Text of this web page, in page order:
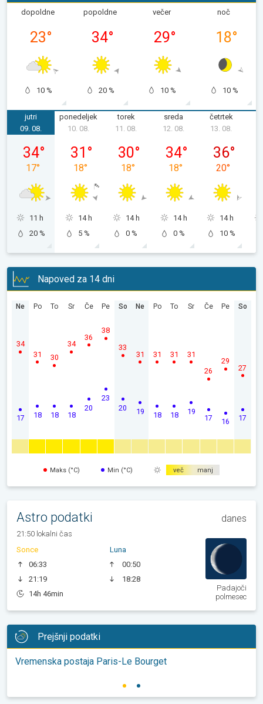
dopoldne
23°
10 %
popoldne
34°
20 %
večer
29°
10 %
noč
18°
10 %
jutri
nedelja, 09. 08.
09. 08.
34°
17°
11 h
20 %
ponedeljek
10. 08.
31 °
18°
14 h
5 %
torek
11. 08.
30°
18°
14 h
0 %
sreda
12. 08.
34°
18°
14 h
0 %
četrtek
13. 08.
36°
20°
14 h
10 %
Napoved za 14 dni
Ne
17
34
Po
18
31
To
18
30
Sr
18
34
Če
20
36
Pe
23
38
So
20
33
Ne
19
31
Po
18
31
To
18
31
Sr
19
31
Če
17
26
Pe
16
29
So
17
27
Maks (°C) Min (°C) več manj
Astro podatki danes
21:50 lokalni čas
Sonce
06:33
21:19
14h 46min
Luna
00:50
18:28
Padajoči
polmesec
Prejšnji podatki
Vremenska postaja Paris-Le Bourget